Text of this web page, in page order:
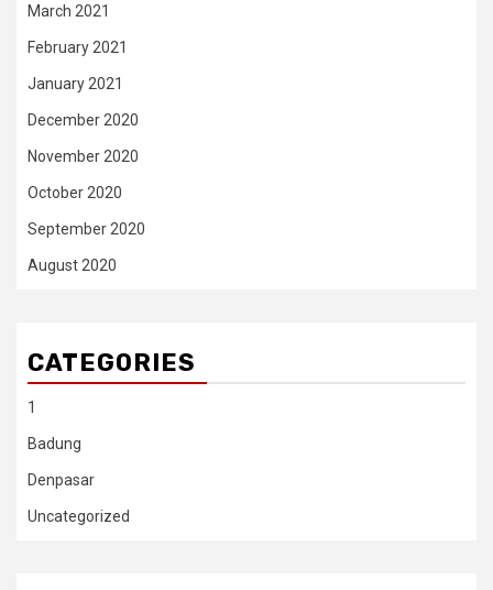
March 2021
February 2021
January 2021
December 2020
November 2020
October 2020
September 2020
August 2020
CATEGORIES
1
Badung
Denpasar
Uncategorized